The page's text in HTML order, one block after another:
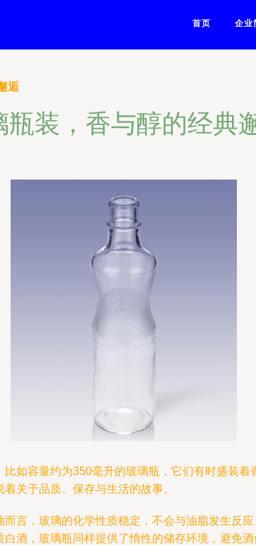
首页 企业
逅
瓶装，香与醇的经典
如容量约为350毫升的玻璃瓶，它们有时盛装
关于品质、保存与生活的故事。
言，玻璃的化学性质稳定，不会与油脂发生反
酒，玻璃瓶同样提供了惰性的储存环境，避免